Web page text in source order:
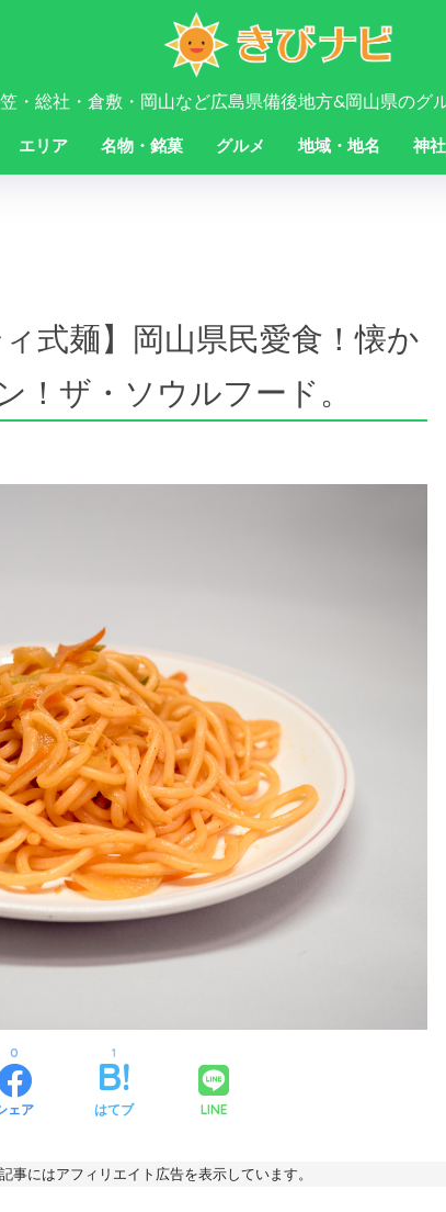
・総社・倉敷・岡山など広島県備後地方&岡山県のグ
エリア 名物・銘菓 グルメ 地域・地名 神社
式麺】岡山県民愛食！懐か
！ザ・ソウルフード。
ェア
0
はてブ
1
LINE
にはアフィリエイト広告を表示しています。